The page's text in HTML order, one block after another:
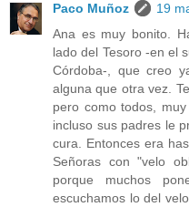
Paco Muñoz
19
Ana es muy bonito.
lado del Tesoro -en el
Córdoba-, que creo
alguna que otra vez.
pero como todos,
incluso sus padres le
cura. Entonces era
Señoras con "velo
porque muchos
escuchamos lo del